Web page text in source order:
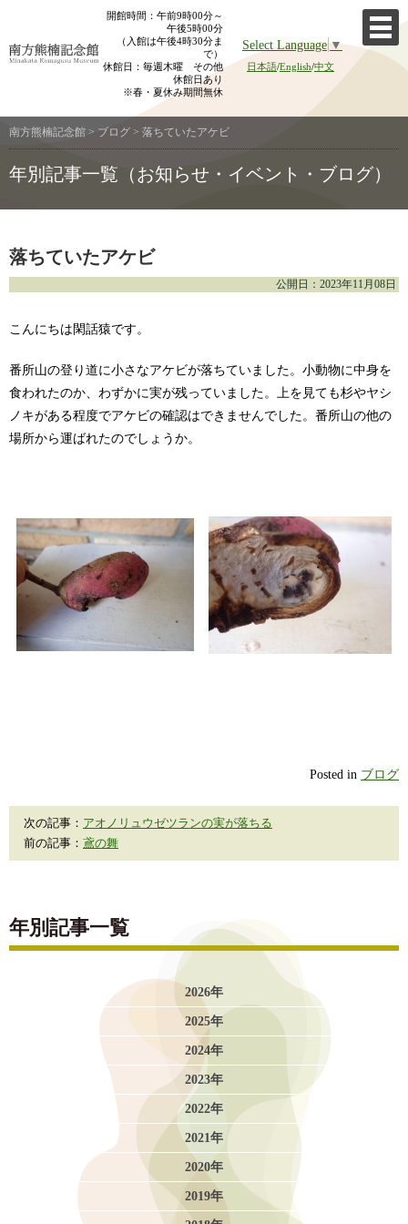
content
開館時間：午前9時00分～
午後5時00分
（入館は午後4時30分ま
で）
休館日：毎週木曜 その他
休館日あり
※春・夏休み期間無休
Select Language▼
日本語/English/中文
南方熊楠記念館 > ブログ > 落ちていたアケビ
年別記事一覧（お知らせ・イベント・ブログ）
落ちていたアケビ
公開日：2023年11月08日
こんにちは閑話猿です。
番所山の登り道に小さなアケビが落ちていました。小動物に中身を
食われたのか、わずかに実が残っていました。上を見ても杉やヤシ
ノキがある程度でアケビの確認はできませんでした。番所山の他の
場所から運ばれたのでしょうか。
Posted in ブログ
次の記事： アオノリュウゼツランの実が落ちる
前の記事： 鳶の舞
年別記事一覧
2026年
2025年
2024年
2023年
2022年
2021年
2020年
2019年